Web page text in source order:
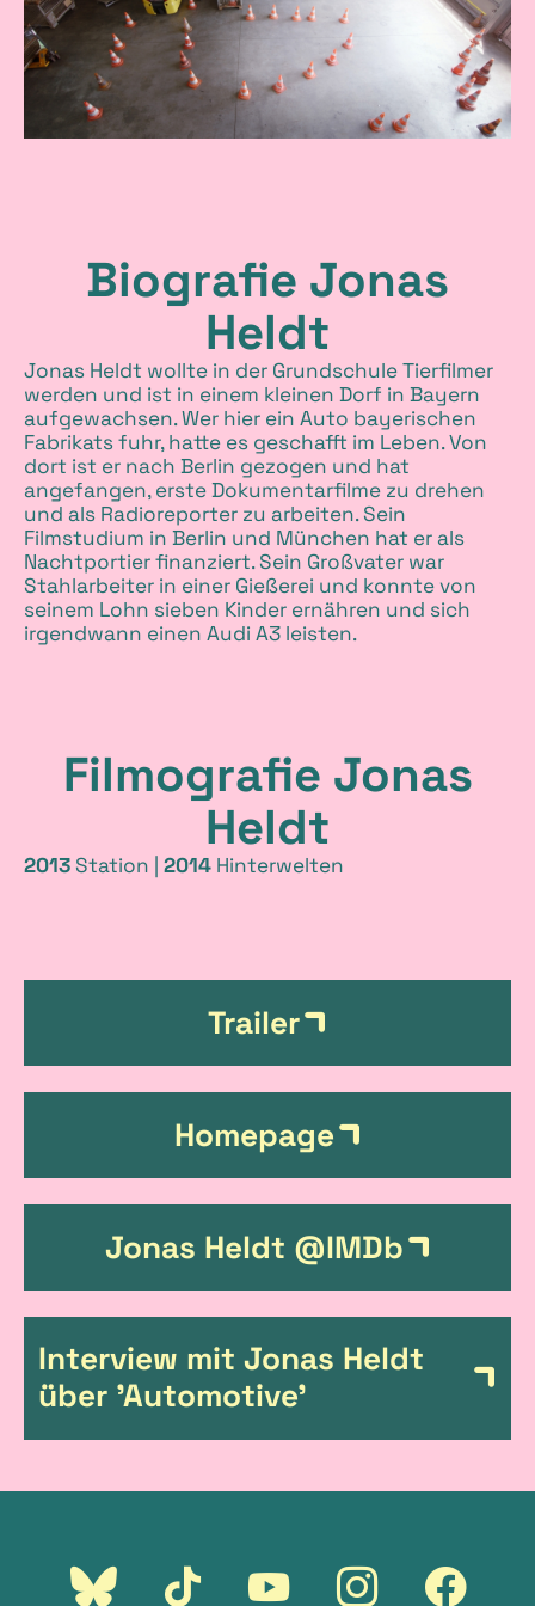
u
s
l
m
Biografie Jonas
Heldt
Jonas Heldt wollte in der Grundschule Tierfilmer
werden und ist in einem kleinen Dorf in Bayern
aufgewachsen. Wer hier ein Auto bayerischen
Fabrikats fuhr, hatte es geschafft im Leben. Von
dort ist er nach Berlin gezogen und hat
angefangen, erste Dokumentarfilme zu drehen
und als Radioreporter zu arbeiten. Sein
Filmstudium in Berlin und München hat er als
Nachtportier finanziert. Sein Großvater war
Stahlarbeiter in einer Gießerei und konnte von
seinem Lohn sieben Kinder ernähren und sich
irgendwann einen Audi A3 leisten.
Filmografie Jonas
Heldt
2013Station | 2014 Hinterwelten
n
k
Trailer
Homepage
Jonas Heldt @IMDb
Interview mit Jonas Heldt
über 'Automotive'
ExternerExternerExternerExterner Externer